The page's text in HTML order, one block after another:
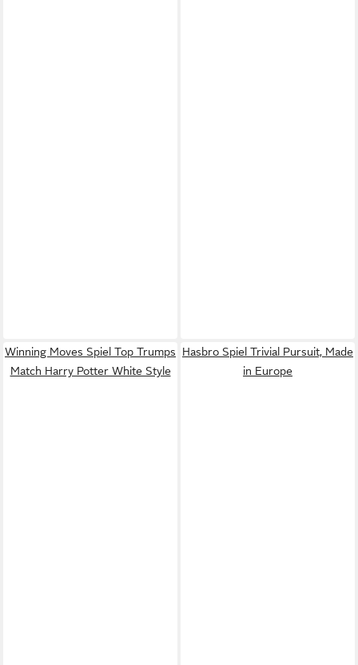
Winning Moves Spiel Top Trumps
Match Harry Potter White Style
Hasbro Spiel Trivial Pursuit, Made
in Europe